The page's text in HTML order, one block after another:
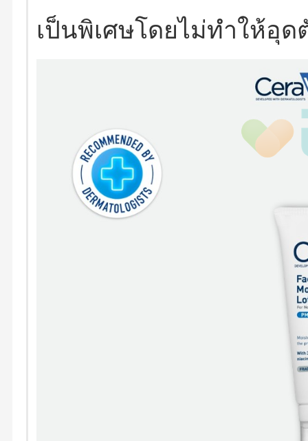
เป็นพิเศษโดยไม่ทำให้อุ